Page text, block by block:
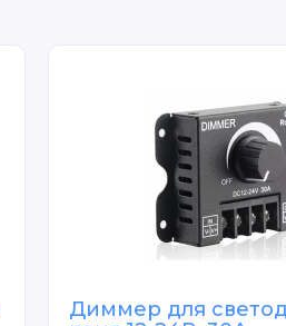
Диммер для